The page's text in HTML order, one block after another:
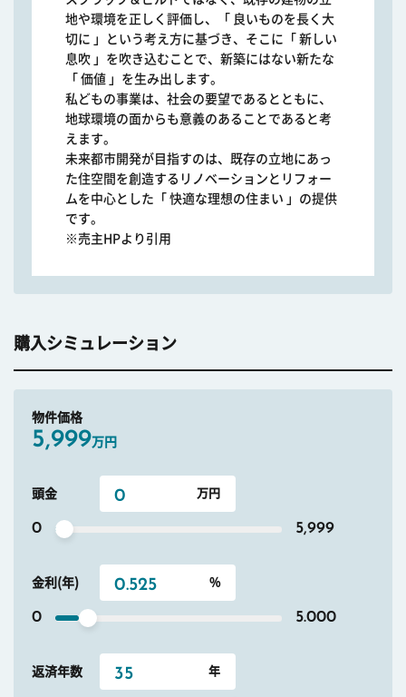
地や環境を正しく評価し、「 良いものを長く大
切に 」という考え方に基づき、そこに「 新しい
息吹 」を吹き込むことで、新築にはない新たな
「 価値 」を生み出します。
私どもの事業は、社会の要望であるとともに、
地球環境の面からも意義のあることであると考
えます。
未来都市開発が目指すのは、既存の立地にあっ
た住空間を創造するリノベーションとリフォー
ムを中心とした「 快適な理想の住まい 」の提供
です。
※売主HPより引用
購入シミュレーション
物件価格
5,999万円
頭金
0 5,999
金利(年)
0 5.000
返済年数